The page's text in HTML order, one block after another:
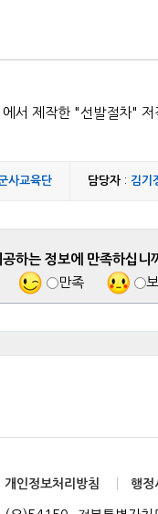
서 제작한 " 선발절차" 저
사교육단 담당자 : 김기
하는 정보에 만족하십니
만족
개인정보처리방침 행정